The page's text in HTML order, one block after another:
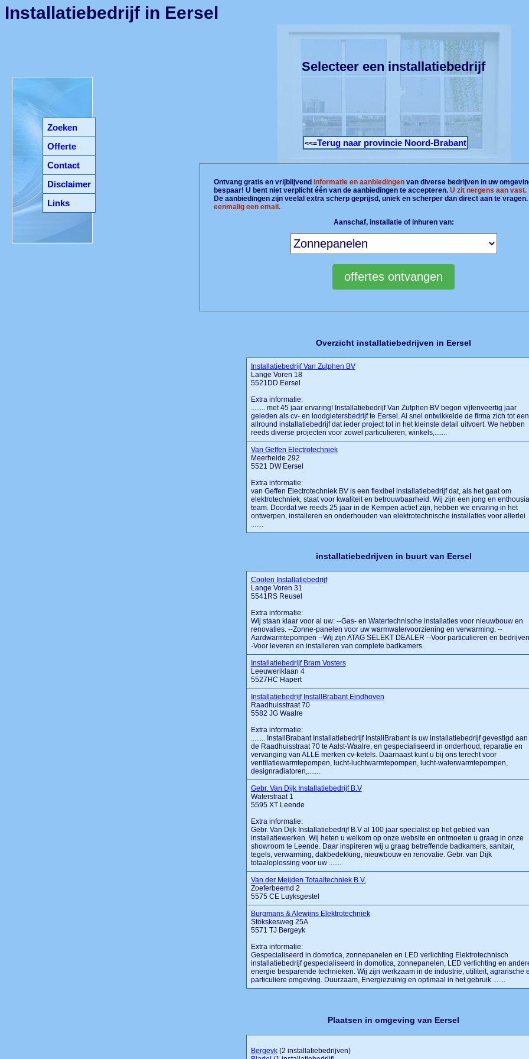
Zoeken
Offerte
Contact
Disclaimer
Links
Installatiebedrijf in Eersel
Selecteer een installatiebedrijf
<<=Terug naar provincie Noord-Brabant
Ontvang gratis en vrijblijvend informatie en aanbiedingenvan diverse bedrijven in uw
bespaar! U bent niet verplicht één van de aanbiedingen te accepteren. U zit nergens aan vast.
De aanbiedingen zijn veelal extra scherp geprijsd, uniek en scherper dan direct aan te vragen.
eenmalig een email.
Aanschaf, installatie of inhuren van:
Overzicht installatiebedrijven in Eersel
Installatiebedrijf Van Zutphen BV
Lange Voren 18
5521DD Eersel
Extra informatie:
........ met 45 jaar ervaring! Installatiebedrijf Van Zutphen BV begon vijfenveertig jaar
geleden als cv- en loodgietersbedrijf te Eersel. Al snel ontwikkelde de firma zich tot een
allround installatiebedrijf dat ieder project tot in het kleinste detail uitvoert. We hebben
reeds diverse projecten voor zowel particulieren, winkels,.......
Van Geffen Electrotechniek
Meerheide 292
5521 DW Eersel
Extra informatie:
van Geffen Electrotechniek BV is een flexibel installatiebedrijf dat, als het gaat om
elektrotechniek, staat voor kwaliteit en betrouwbaarheid. Wij zijn een jong en
team. Doordat we reeds 25 jaar in de Kempen actief zijn, hebben we ervaring in het
ontwerpen, installeren en onderhouden van elektrotechnische installaties voor allerlei
.......
installatiebedrijven in buurt van Eersel
Coolen Installatiebedrijf
Lange Voren 31
5541RS Reusel
Extra informatie:
Wij staan klaar voor al uw: --Gas- en Watertechnische installaties voor nieuwbouw en
renovaties. --Zonne-panelen voor uw warmwatervoorziening en verwarming. --
Aardwarmtepompen --Wij zijn ATAG SELEKT DEALER --Voor particulieren en
-Voor leveren en installeren van complete badkamers.
Installatiebedrijf Bram Vosters
Leeuweriklaan 4
5527HC Hapert
Installatiebedrijf InstallBrabant Eindhoven
Raadhuisstraat 70
5582 JG Waalre
Extra informatie:
........ InstallBrabant Installatiebedrijf InstallBrabant is uw installatiebedrijf gevestigd aan
de Raadhuisstraat 70 te Aalst-Waalre, en gespecialiseerd in onderhoud, reparatie en
vervanging van ALLE merken cv-ketels. Daarnaast kunt u bij ons terecht voor
ventilatiewarmtepompen, lucht-luchtwarmtepompen, lucht-waterwarmtepompen,
designradiatoren,.......
Gebr. Van Dijk Installatiebedrijf B.V
Waterstraat 1
5595 XT Leende
Extra informatie:
Gebr. Van Dijk Installatiebedrijf B.V al 100 jaar specialist op het gebied van
installatiewerken. Wij heten u welkom op onze website en ontmoeten u graag in onze
showroom te Leende. Daar inspireren wij u graag betreffende badkamers, sanitair,
tegels, verwarming, dakbedekking, nieuwbouw en renovatie. Gebr. van Dijk
totaaloplossing voor uw .......
Van der Meijden Totaaltechniek B.V.
Zoeferbeemd 2
5575 CE Luyksgestel
Burgmans & Alewijns Elektrotechniek
Stökskesweg 25A
5571 TJ Bergeyk
Extra informatie:
Gespecialiseerd in domotica, zonnepanelen en LED verlichting Elektrotechnisch
installatiebedrijf gespecialiseerd in domotica, zonnepanelen, LED verlichting en
energie besparende technieken. Wij zijn werkzaam in de industrie, utiliteit, agrarische
particuliere omgeving. Duurzaam, Energiezuinig en optimaal in het gebruik .......
Plaatsen in omgeving van Eersel
Bergeyk(2 installatiebedrijven)